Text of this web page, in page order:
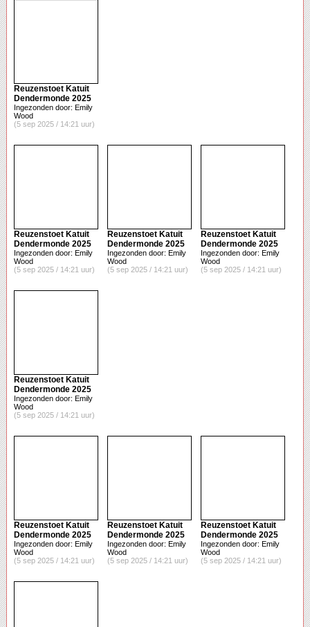
Reuzenstoet Katuit
Dendermonde 2025
Ingezonden door: Emily
Wood
(5 sep 2025 / 14:21 uur)
Reuzenstoet Katuit
Dendermonde 2025
Ingezonden door: Emily
Wood
(5 sep 2025 / 14:21 uur)
Reuzenstoet Katuit
Dendermonde 2025
Ingezonden door: Emily
Wood
(5 sep 2025 / 14:21 uur)
Reuzenstoet Katuit
Dendermonde 2025
Ingezonden door: Emily
Wood
(5 sep 2025 / 14:21 uur)
Reuzenstoet Katuit
Dendermonde 2025
Ingezonden door: Emily
Wood
(5 sep 2025 / 14:21 uur)
Reuzenstoet Katuit
Dendermonde 2025
Ingezonden door: Emily
Wood
(5 sep 2025 / 14:21 uur)
Reuzenstoet Katuit
Dendermonde 2025
Ingezonden door: Emily
Wood
(5 sep 2025 / 14:21 uur)
Reuzenstoet Katuit
Dendermonde 2025
Ingezonden door: Emily
Wood
(5 sep 2025 / 14:21 uur)